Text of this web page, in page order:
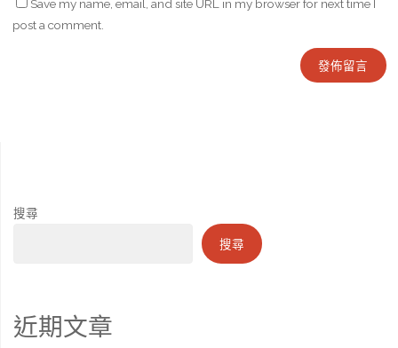
Save my name, email, and site URL in my browser for next time I
post a comment.
搜尋
搜尋
近期文章